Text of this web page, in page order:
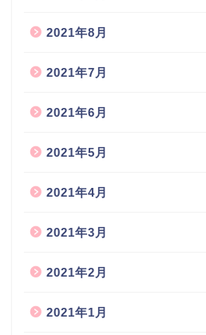
2021年8月
2021年7月
2021年6月
2021年5月
2021年4月
2021年3月
2021年2月
2021年1月